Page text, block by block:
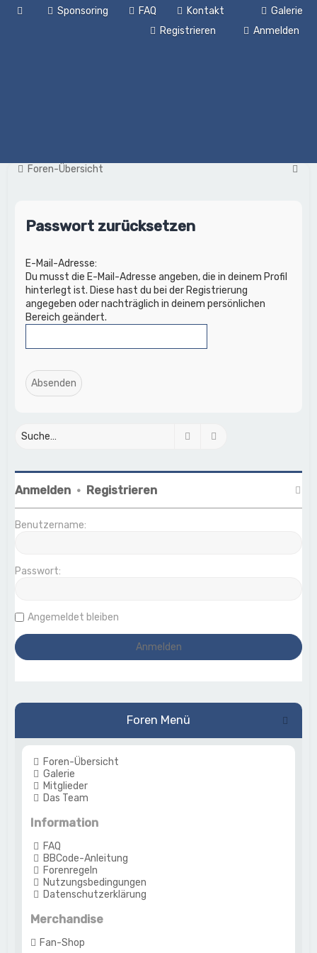
Galerie
Sponsoring FAQ
Kontakt
Anmelden
Registrieren
Foren-Übersicht
Passwort zurücksetzen
E-Mail-Adresse:
Du musst die E-Mail-Adresse angeben, die in deinem Profil
hinterlegt ist. Diese hast du bei der Registrierung
angegeben oder nachträglich in deinem persönlichen
Bereich geändert.
Suche
Anmelden • Registrieren
Benutzername:
Passwort:
Angemeldet bleiben
Foren Menü
Foren-Übersicht
Galerie
Mitglieder
Das Team
Information
FAQ
BBCode-Anleitung
Forenregeln
Nutzungsbedingungen
Datenschutzerklärung
Merchandise
Fan-Shop